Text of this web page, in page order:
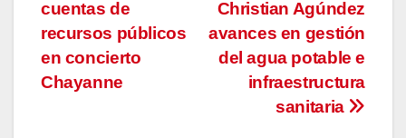
de
entradas
Christian Agúndez
avances en gestión
del agua potable e
infraestructura
sanitaria
cuentas de
recursos públicos
en concierto
Chayanne